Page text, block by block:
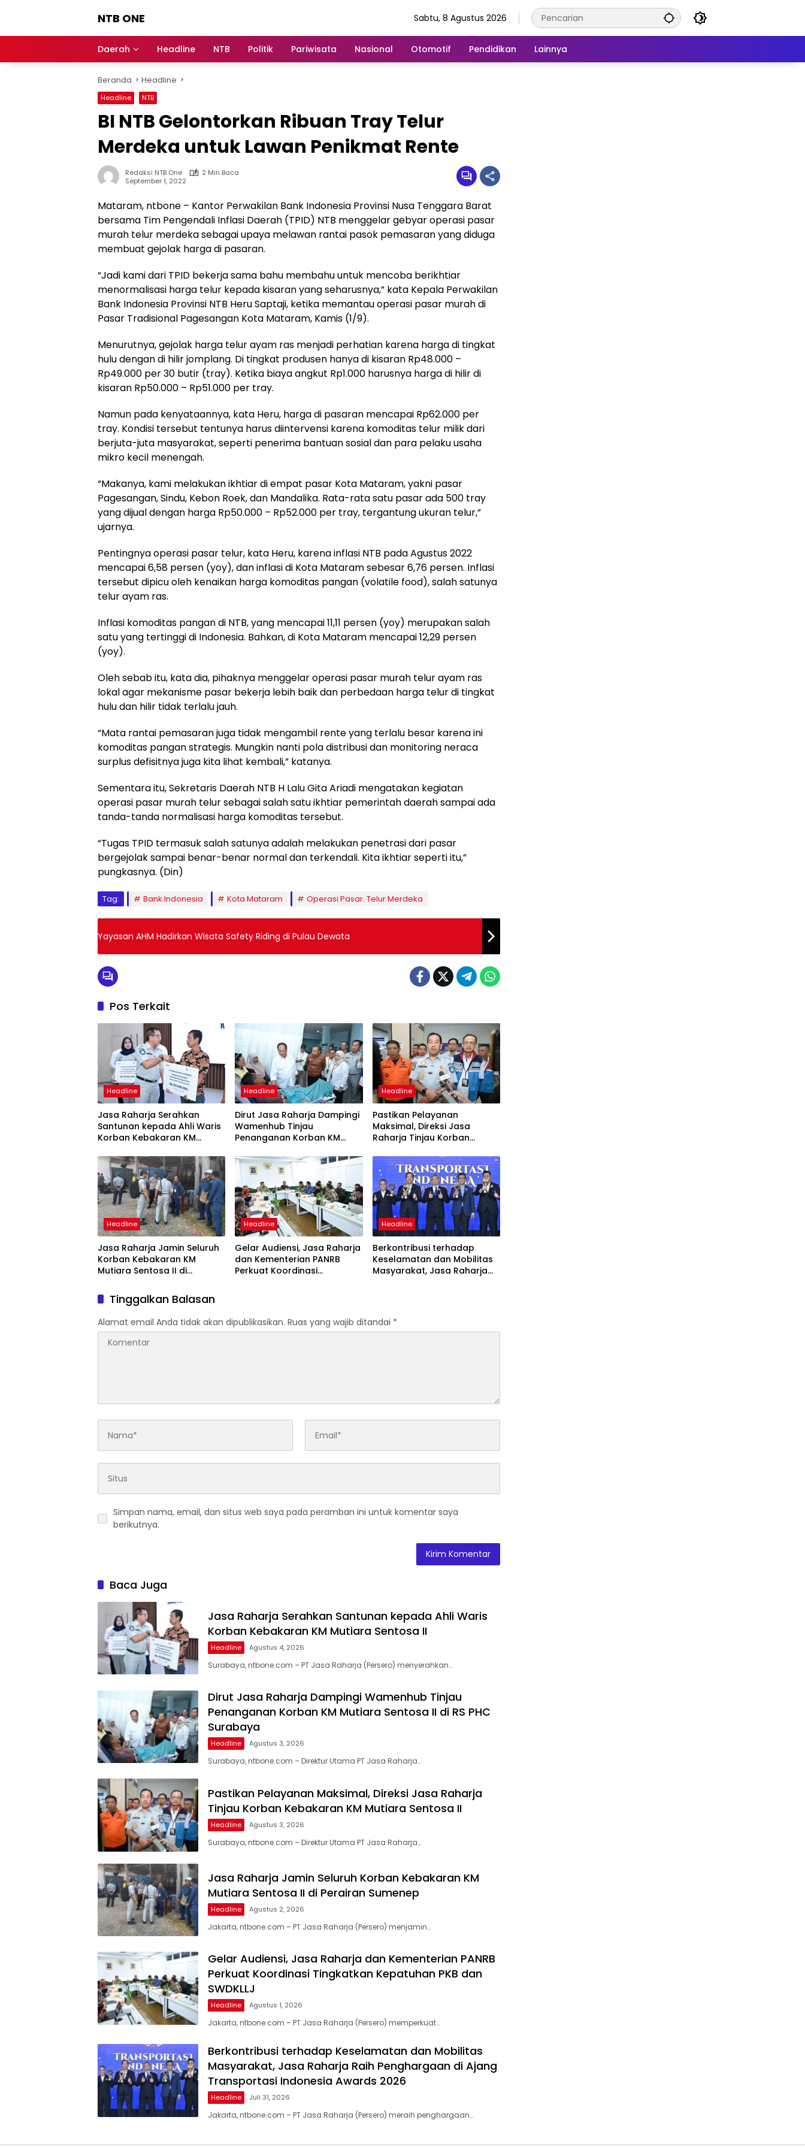
NTB ONE
dan
Berita
Lombok
Sabtu, 8 Agustus 2026
Daerah Headline NTB Politik Pariwisata Nasional Otomotif Pendidikan Lainnya
Beranda Headline
Headline NTB
BI NTB Gelontorkan Ribuan Tray Telur
Merdeka untuk Lawan Penikmat Rente
Redaksi NTB One
2 Min Baca
September 1, 2022
Mataram, ntbone – Kantor Perwakilan Bank Indonesia Provinsi Nusa Tenggara Barat
bersama Tim Pengendali Inflasi Daerah (TPID) NTB menggelar gebyar operasi pasar
murah telur merdeka sebagai upaya melawan rantai pasok pemasaran yang diduga
membuat gejolak harga di pasaran.
“Jadi kami dari TPID bekerja sama bahu membahu untuk mencoba berikhtiar
menormalisasi harga telur kepada kisaran yang seharusnya,” kata Kepala Perwakilan
Bank Indonesia Provinsi NTB Heru Saptaji, ketika memantau operasi pasar murah di
Pasar Tradisional Pagesangan Kota Mataram, Kamis (1/9).
Menurutnya, gejolak harga telur ayam ras menjadi perhatian karena harga di tingkat
hulu dengan di hilir jomplang. Di tingkat produsen hanya di kisaran Rp48.000 –
Rp49.000 per 30 butir (tray). Ketika biaya angkut Rp1.000 harusnya harga di hilir di
kisaran Rp50.000 – Rp51.000 per tray.
Namun pada kenyataannya, kata Heru, harga di pasaran mencapai Rp62.000 per
tray. Kondisi tersebut tentunya harus diintervensi karena komoditas telur milik dari
berjuta-juta masyarakat, seperti penerima bantuan sosial dan para pelaku usaha
mikro kecil menengah.
“Makanya, kami melakukan ikhtiar di empat pasar Kota Mataram, yakni pasar
Pagesangan, Sindu, Kebon Roek, dan Mandalika. Rata-rata satu pasar ada 500 tray
yang dijual dengan harga Rp50.000 – Rp52.000 per tray, tergantung ukuran telur,”
ujarnya.
Pentingnya operasi pasar telur, kata Heru, karena inflasi NTB pada Agustus 2022
mencapai 6,58 persen (yoy), dan inflasi di Kota Mataram sebesar 6,76 persen. Inflasi
tersebut dipicu oleh kenaikan harga komoditas pangan (volatile food), salah satunya
telur ayam ras.
Inflasi komoditas pangan di NTB, yang mencapai 11,11 persen (yoy) merupakan salah
satu yang tertinggi di Indonesia. Bahkan, di Kota Mataram mencapai 12,29 persen
(yoy).
Oleh sebab itu, kata dia, pihaknya menggelar operasi pasar murah telur ayam ras
lokal agar mekanisme pasar bekerja lebih baik dan perbedaan harga telur di tingkat
hulu dan hilir tidak terlalu jauh.
“Mata rantai pemasaran juga tidak mengambil rente yang terlalu besar karena ini
komoditas pangan strategis. Mungkin nanti pola distribusi dan monitoring neraca
surplus defisitnya juga kita lihat kembali,” katanya.
Sementara itu, Sekretaris Daerah NTB H Lalu Gita Ariadi mengatakan kegiatan
operasi pasar murah telur sebagai salah satu ikhtiar pemerintah daerah sampai ada
tanda-tanda normalisasi harga komoditas tersebut.
“Tugas TPID termasuk salah satunya adalah melakukan penetrasi dari pasar
bergejolak sampai benar-benar normal dan terkendali. Kita ikhtiar seperti itu,”
pungkasnya. (Din)
Tag: Bank Indonesia Kota Mataram Operasi Pasar. Telur Merdeka
Yayasan AHM Hadirkan Wisata Safety Riding di Pulau Dewata
Pos Terkait
Headline
Jasa Raharja Serahkan
Santunan kepada Ahli Waris
Korban Kebakaran KM
Headline
Dirut Jasa Raharja Dampingi
Wamenhub Tinjau
Penanganan Korban KM
Surabaya
Headline
Pastikan Pelayanan
Maksimal, Direksi Jasa
Raharja Tinjau Korban
Sentosa II
Headline
Jasa Raharja Jamin Seluruh
Korban Kebakaran KM
Mutiara Sentosa II di
Headline
Gelar Audiensi, Jasa Raharja
dan Kementerian PANRB
Perkuat Koordinasi
Headline
Berkontribusi terhadap
Keselamatan dan Mobilitas
Masyarakat, Jasa Raharja
Tinggalkan Balasan
Alamat email Anda tidak akan dipublikasikan. Ruas yang wajib ditandai *
Simpan nama, email, dan situs web saya pada peramban ini untuk komentar saya
berikutnya.
Baca Juga
Jasa Raharja Serahkan Santunan kepada Ahli Waris
Korban Kebakaran KM Mutiara Sentosa II
Headline Agustus 4, 2026
Surabaya, ntbone.com – PT Jasa Raharja (Persero) menyerahkan…
Dirut Jasa Raharja Dampingi Wamenhub Tinjau
Penanganan Korban KM Mutiara Sentosa II di RS PHC
Surabaya
Headline Agustus 3, 2026
Surabaya, ntbone.com – Direktur Utama PT Jasa Raharja…
Pastikan Pelayanan Maksimal, Direksi Jasa Raharja
Tinjau Korban Kebakaran KM Mutiara Sentosa II
Headline Agustus 3, 2026
Surabaya, ntbone.com – Direktur Utama PT Jasa Raharja…
Jasa Raharja Jamin Seluruh Korban Kebakaran KM
Mutiara Sentosa II di Perairan Sumenep
Headline Agustus 2, 2026
Jakarta, ntbone.com – PT Jasa Raharja (Persero) menjamin…
Gelar Audiensi, Jasa Raharja dan Kementerian PANRB
Perkuat Koordinasi Tingkatkan Kepatuhan PKB dan
SWDKLLJ
Headline Agustus 1, 2026
Jakarta, ntbone.com – PT Jasa Raharja (Persero) memperkuat…
Berkontribusi terhadap Keselamatan dan Mobilitas
Masyarakat, Jasa Raharja Raih Penghargaan di Ajang
Transportasi Indonesia Awards 2026
Headline Juli 31, 2026
Jakarta, ntbone.com – PT Jasa Raharja (Persero) meraih penghargaan…